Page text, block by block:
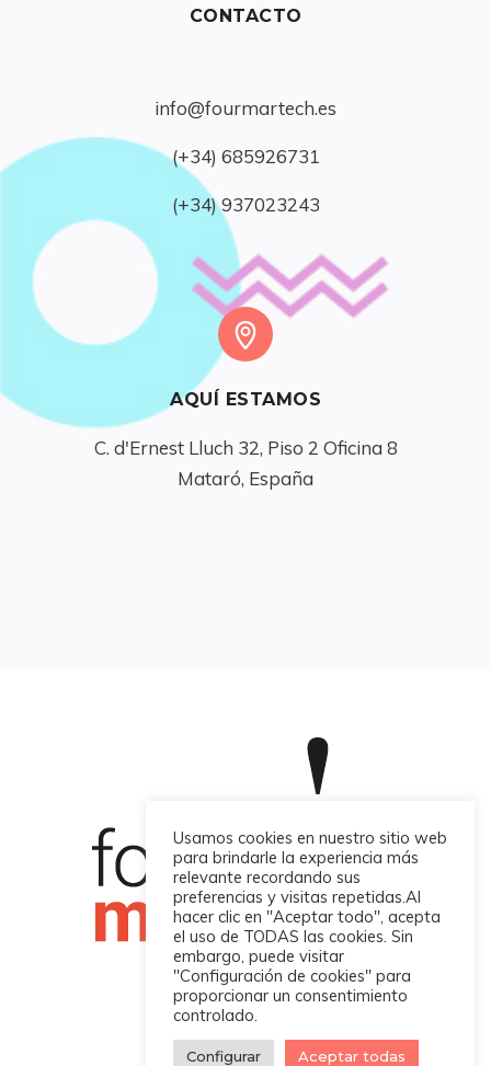
CONTACTO
info@fourmartech.es
(+34) 685926731
(+34) 937023243
AQUÍ ESTAMOS
C. d'Ernest Lluch 32, Piso 2 Oficina 8
Mataró, España
Four Martech © 2022
Usamos cookies en nuestro sitio web
para brindarle la experiencia más
relevante recordando sus
preferencias y visitas repetidas.Al
hacer clic en "Aceptar todo", acepta
el uso de TODAS las cookies. Sin
embargo, puede visitar
"Configuración de cookies" para
proporcionar un consentimiento
controlado.
Configurar Aceptar todas